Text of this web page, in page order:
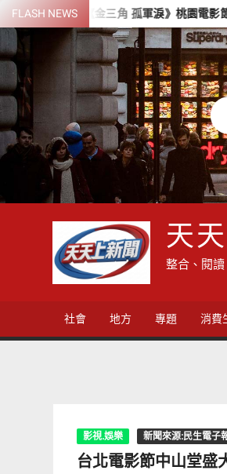
Skip
to
content
FLASH NEWS
紀錄片《金三角 孤軍淚》桃園電影節世界
天
整合、閱
社會 地方 專題 消費
影視.娛樂 新聞來源:民生電子
台北電影節中山堂